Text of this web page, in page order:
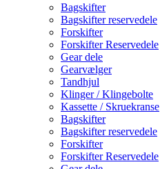
Bagskifter
Bagskifter reservedele
Forskifter
Forskifter Reservedele
Gear dele
Gearvælger
Tandhjul
Klinger / Klingebolte
Kassette / Skruekranse
Bagskifter
Bagskifter reservedele
Forskifter
Forskifter Reservedele